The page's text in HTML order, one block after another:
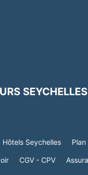
SEYCHELLES
Hôtels Seychelles
CGV - CPV